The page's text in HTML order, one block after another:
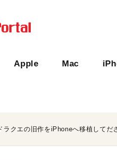
Apple Mac
ラクエの旧作をiPhoneへ移植してだ